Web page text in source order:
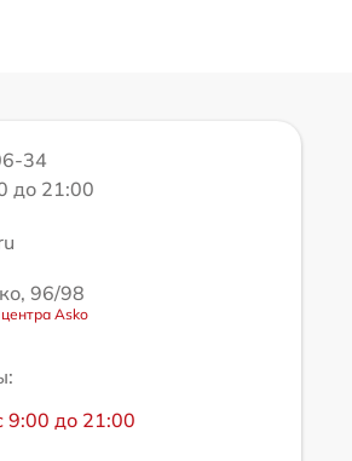
34
до 21:00
96/98
Asko
9:00 до 21:00